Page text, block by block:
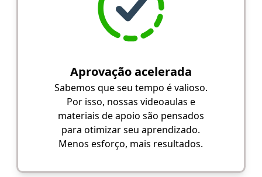
Aprovação acelerada
Sabemos que seu tempo é valioso.
Por isso, nossas videoaulas e
materiais de apoio são pensados
para otimizar seu aprendizado.
Menos esforço, mais resultados.